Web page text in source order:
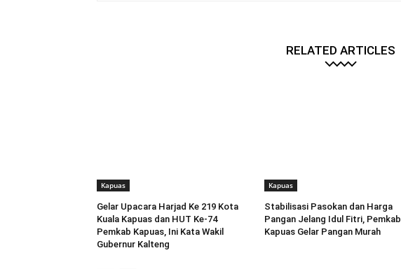
RELATED ARTICLES
Kapuas
Gelar Upacara Harjad Ke 219 Kota
Kuala Kapuas dan HUT Ke-74
Pemkab Kapuas, Ini Kata Wakil
Gubernur Kalteng
Kapuas
Stabilisasi Pasokan dan Harga
Pangan Jelang Idul Fitri, Pemkab
Kapuas Gelar Pangan Murah